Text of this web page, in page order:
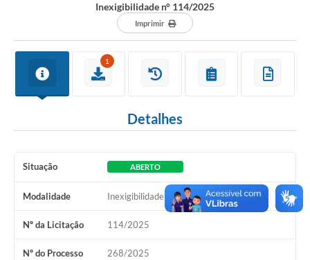
PLANO ANUAL DE CONTRATAÇÕES (PAC)
Contato
Ordem de Serviços
Serviços e Informações Online
Licitações
Secretarias de Júlio de Castilhos
Inexigibilidade n° 114/2025
Imprimir
1
Detalhes
Situação ABERTO
Modalidade Inexigibilidade
Nº da Licitação 114/2025
Nº do Processo 268/2025